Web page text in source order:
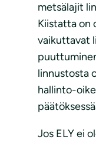
metsälajit
Kiistatta on
vaikuttavat
linnustosta
hallinto-
Jos ELY ei